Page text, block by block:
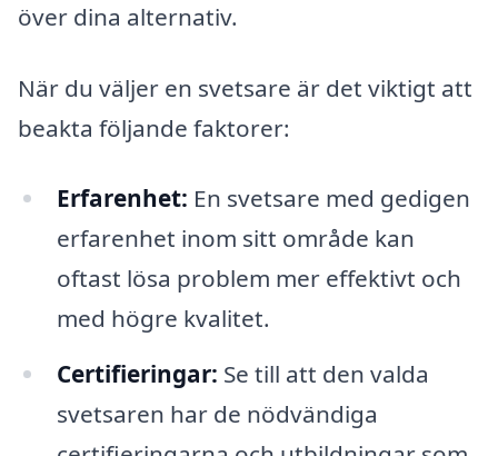
över dina alternativ.
När du väljer en svetsare är det viktigt att
beakta följande faktorer:
Erfarenhet: En svetsare med gedigen
erfarenhet inom sitt område kan
oftast lösa problem mer effektivt och
med högre kvalitet.
Certifieringar: Se till att den valda
svetsaren har de nödvändiga